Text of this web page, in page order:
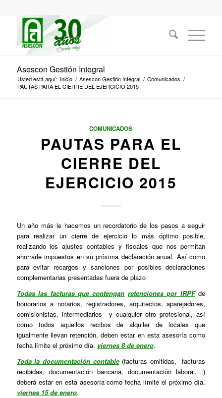
Asescon Gestión Integral
Usted está aquí: Inicio / Asescon Gestión Integral / Comunicados /
PAUTAS PARA EL CIERRE DEL EJERCICIO 2015
COMUNICADOS
PAUTAS PARA EL
CIERRE DEL
EJERCICIO 2015
Un año más le hacemos un recordatorio de los pasos a seguir
para realizar un cierre de ejercicio lo más óptimo posible,
realizando los ajustes contables y fiscales que nos permitan
ahorrarle impuestos en su próxima declaración anual. Así como
para evitar recargos y sanciones por posibles declaraciones
complementarias presentadas fuera de plazo
Todas las facturas que contengan retenciones por IRPFde
honorarios a notarios, registradores, arquitectos, aparejadores,
comisionistas, intermediarios y cualquier otro profesional, así
como todos aquellos recibos de alquiler de locales que
igualmente llevan retención, deben estar en esta asesoría como
fecha límite el próximo día, viernes 8 de enero.
Toda la documentación contable(facturas emitidas, facturas
recibidas, documentación bancaria, documentación laboral,…)
deberá estar en esta asesoría como fecha límite el próximo día,
viernes 15 de enero.